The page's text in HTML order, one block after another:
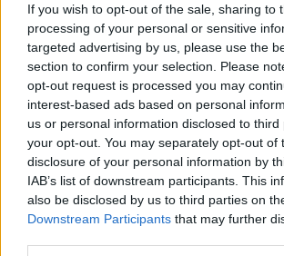
If you wish to opt-out of the sale, sharing to
processing of your personal or sensitive
targeted advertising by us, please use the
section to confirm your selection. Please
opt-out request is processed you may
interest-based ads based on personal
us or personal information disclosed to
your opt-out. You may separately opt-out of
disclosure of your personal information by
IAB’s list of downstream participants. This
also be disclosed by us to third parties on
Downstream Participants that may further
Τι αναφέρει το βούλευμα
Σύμφωνα με το βούλευμα, ο
εμβόλισε με την αριστερή
οχήματος του. Η γυναίκα
και στη συνέχεια την εμβόλισε
χτύπησε στο κεφάλι. Έπεσε
το σώμα της μπήκε κάτω από το
Πέρασε από πάνω της με το
εγκλώβισε στους μπροστινούς